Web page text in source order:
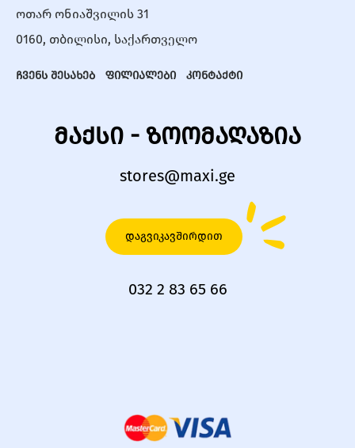
ოთარ ონიაშვილის 31
0160, თბილისი, საქართველო
ჩვენს შესახებ ფილიალები კონტაქტი
მაქსი - ზოომაღაზია
stores@maxi.ge
დაგვიკავშირდით
032 2 83 65 66